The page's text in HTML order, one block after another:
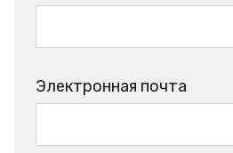
Электронная почта